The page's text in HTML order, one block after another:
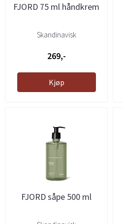
FJORD 75 ml håndkrem
Skandinavisk
269,-
Kjøp
FJORD såpe 500 ml